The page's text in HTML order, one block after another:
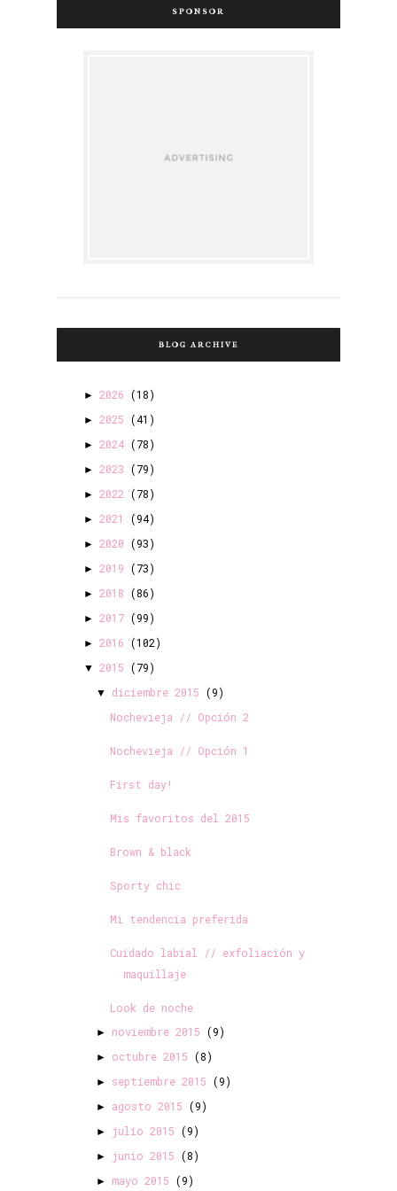
SPONSOR
BLOG ARCHIVE
► 2026 (18)
► 2025 (41)
► 2024 (78)
► 2023 (79)
► 2022 (78)
► 2021 (94)
► 2020 (93)
► 2019 (73)
► 2018 (86)
► 2017 (99)
► 2016 (102)
▼ 2015 (79)
▼ diciembre 2015 (9)
Nochevieja // Opción 2
Nochevieja // Opción 1
First day!
Mis favoritos del 2015
Brown & black
Sporty chic
Mi tendencia preferida
Cuidado labial // exfoliación y
maquillaje
Look de noche
► noviembre 2015 (9)
► octubre 2015 (8)
► septiembre 2015 (9)
► agosto 2015 (9)
► julio 2015 (9)
► junio 2015 (8)
► mayo 2015 (9)